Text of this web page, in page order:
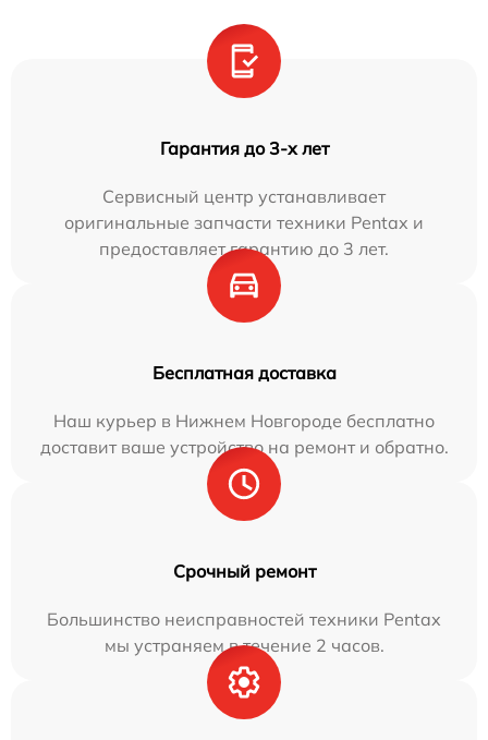
Гарантия до 3-х лет
Сервисный центр устанавливает
оригинальные запчасти техники Pentax и
предоставляет гарантию до 3 лет.
Бесплатная доставка
Наш курьер в Нижнем Новгороде бесплатно
доставит ваше устройство на ремонт и обратно.
Срочный ремонт
Большинство неисправностей техники Pentax
мы устраняем в течение 2 часов.